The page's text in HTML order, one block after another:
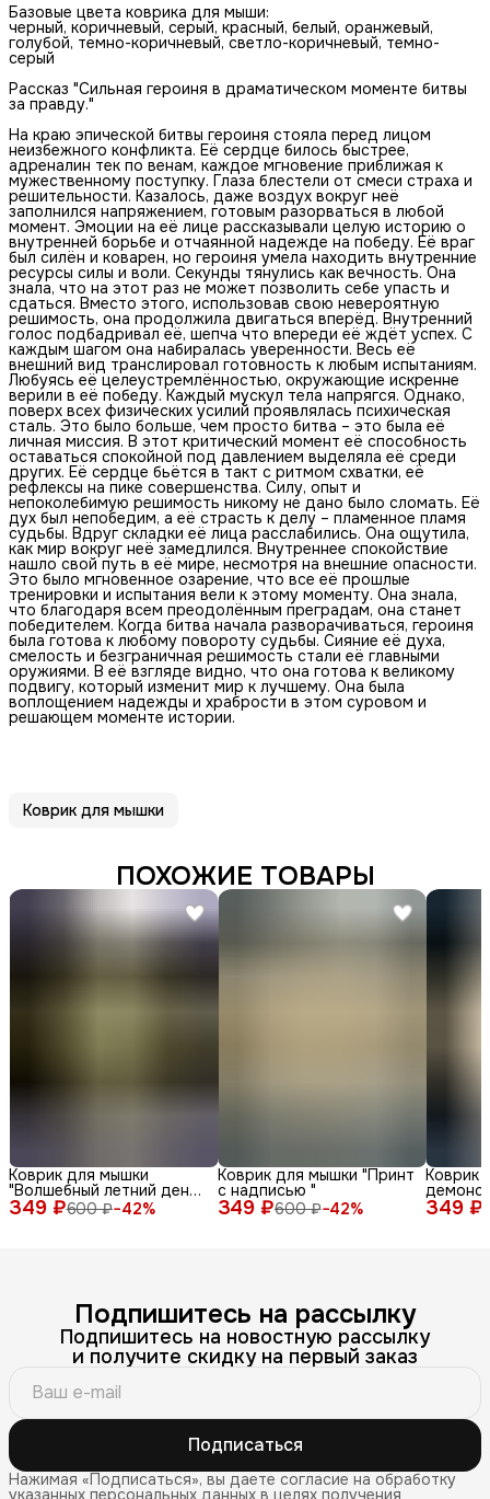
Базовые цвета коврика для мыши:
черный, коричневый, серый, красный, белый, оранжевый,
голубой, темно-коричневый, светло-коричневый, темно-
серый
Рассказ "Сильная героиня в драматическом моменте битвы
за правду."
На краю эпической битвы героиня стояла перед лицом
неизбежного конфликта. Её сердце билось быстрее,
адреналин тек по венам, каждое мгновение приближая к
мужественному поступку. Глаза блестели от смеси страха и
решительности. Казалось, даже воздух вокруг неё
заполнился напряжением, готовым разорваться в любой
момент. Эмоции на её лице рассказывали целую историю о
внутренней борьбе и отчаянной надежде на победу. Её враг
был силён и коварен, но героиня умела находить внутренние
ресурсы силы и воли. Секунды тянулись как вечность. Она
знала, что на этот раз не может позволить себе упасть и
сдаться. Вместо этого, использовав свою невероятную
решимость, она продолжила двигаться вперёд. Внутренний
голос подбадривал её, шепча что впереди её ждёт успех. С
каждым шагом она набиралась уверенности. Весь её
внешний вид транслировал готовность к любым испытаниям.
Любуясь её целеустремлённостью, окружающие искренне
верили в её победу. Каждый мускул тела напрягся. Однако,
поверх всех физических усилий проявлялась психическая
сталь. Это было больше, чем просто битва – это была её
личная миссия. В этот критический момент её способность
оставаться спокойной под давлением выделяла её среди
других. Её сердце бьётся в такт с ритмом схватки, её
рефлексы на пике совершенства. Силу, опыт и
непоколебимую решимость никому не дано было сломать. Её
дух был непобедим, а её страсть к делу – пламенное пламя
судьбы. Вдруг складки её лица расслабились. Она ощутила,
как мир вокруг неё замедлился. Внутреннее спокойствие
нашло свой путь в её мире, несмотря на внешние опасности.
Это было мгновенное озарение, что все её прошлые
тренировки и испытания вели к этому моменту. Она знала,
что благодаря всем преодолённым преградам, она станет
победителем. Когда битва начала разворачиваться, героиня
была готова к любому повороту судьбы. Сияние её духа,
смелость и безграничная решимость стали её главными
оружиями. В её взгляде видно, что она готова к великому
подвигу, который изменит мир к лучшему. Она была
воплощением надежды и храбрости в этом суровом и
решающем моменте истории.
Коврик для мышки
ПОХОЖИЕ ТОВАРЫ
349 ₽600 ₽−42%
Коврик для мышки
"Волшебный летний день
с енотом среди ромашек
и бабочек"
349 ₽600 ₽−42%
Коврик для мышки "Принт
с надписью "
349 ₽
Коврик
лица и
Подпишитесь на рассылку
Подпишитесь на новостную рассылку
и получите скидку на первый заказ
Подписаться
Нажимая «Подписаться», вы даете согласие на обработку
указанных персональных данных в целях получения